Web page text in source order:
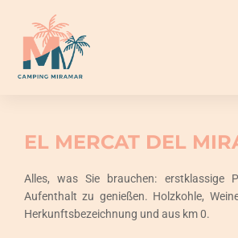
content
Essen & Trinken
EL MERCAT DEL
Alles, was Sie brauchen: erstklassige
Aufenthalt zu genießen. Holzkohle,
Herkunftsbezeichnung und aus km 0.